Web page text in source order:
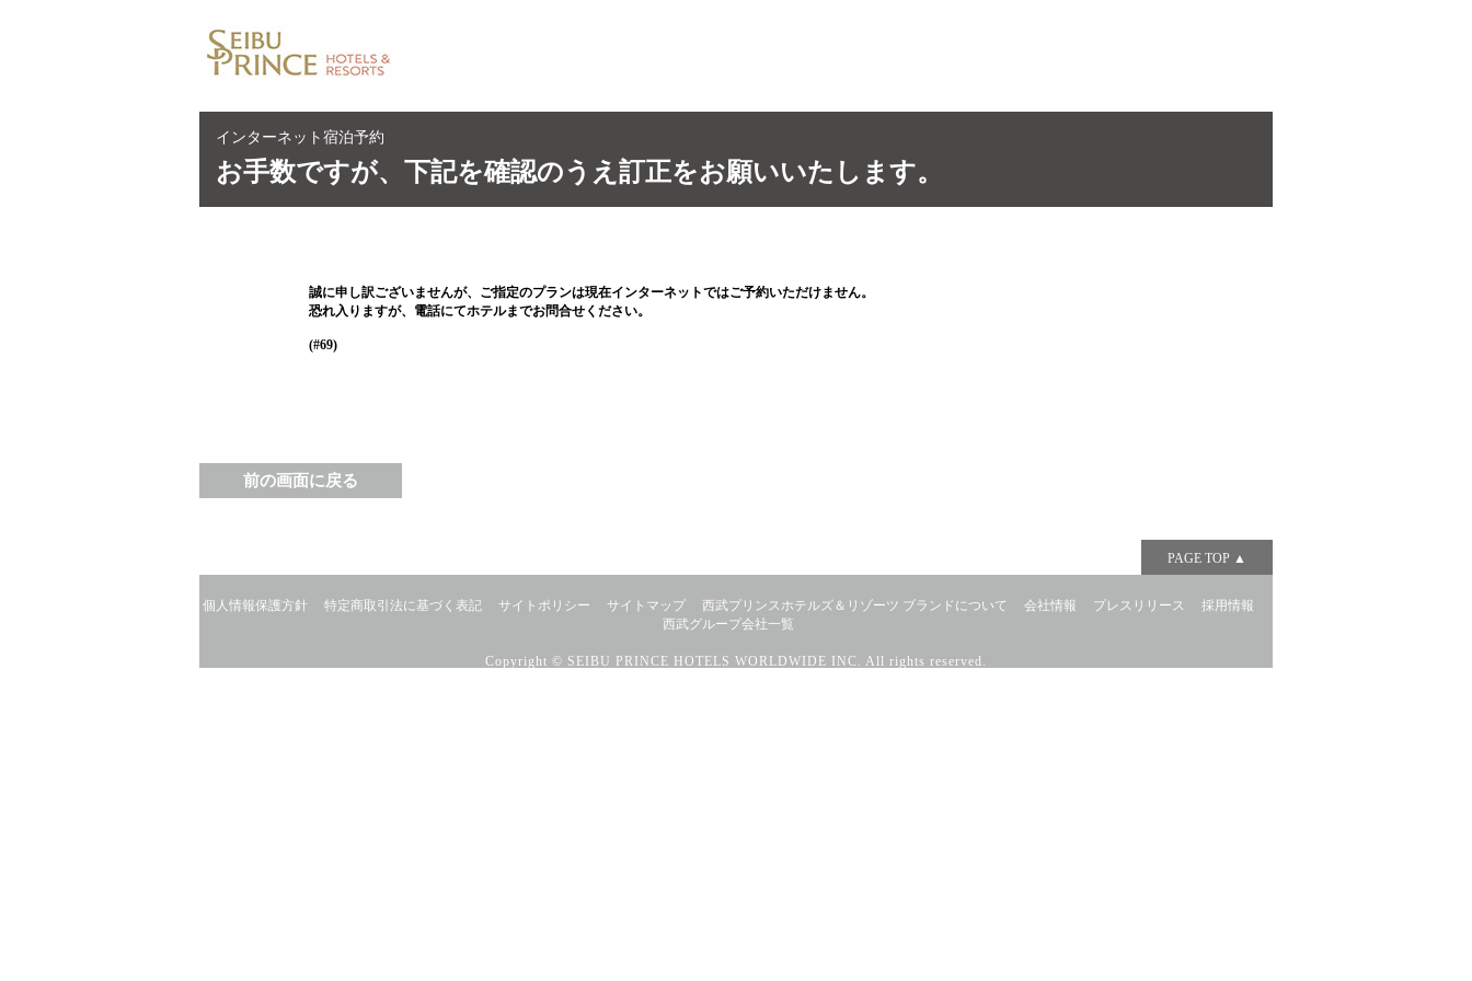
インターネット宿泊予約
お手数ですが、下記を確認のうえ訂正をお願いいたします。
誠に申し訳ございませんが、ご指定のプランは現在インターネットではご予約いただけません。
恐れ入りますが、電話にてホテルまでお問合せください。
(#69)
個人情報保護方針 特定商取引法に基づく表記 サイトポリシー サイトマップ 西武プリンスホテルズ＆リゾーツ ブランドについて 会社情報 プレスリリース
採用情報
西武グループ会社一覧
Copyright © SEIBU PRINCE HOTELS WORLDWIDE INC. All rights reserved.
PAGE TOP ▲